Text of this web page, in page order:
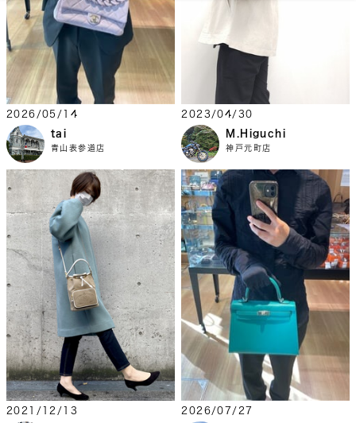
2026/05/14
tai
青山表参道店
2023/04/30
M.Higuchi
神戸元町店
2021/12/13
2026/07/27